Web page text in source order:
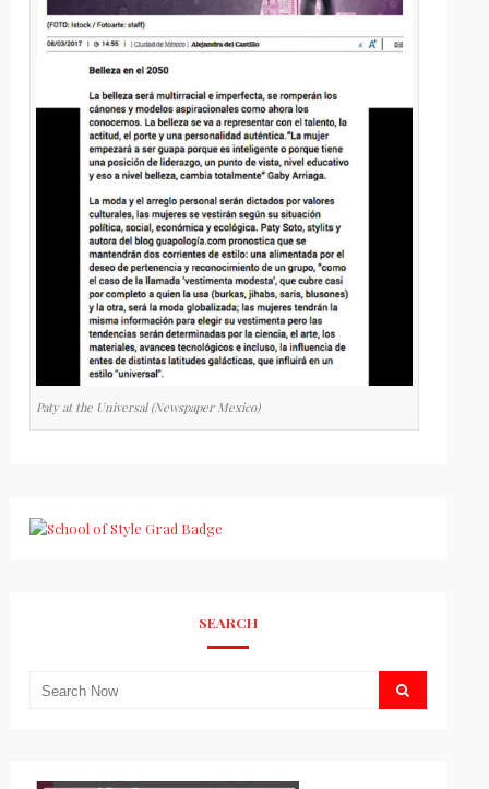
Paty at the Universal (Newspaper Mexico)
SEARCH